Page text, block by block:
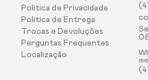
Politica de Privacidade
Politica de Entrega
Trocas e Devoluções
Perguntas Frequentes
Localização